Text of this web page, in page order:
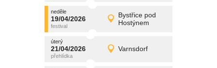
neděle
19/04/2026
Bystřice pod
Hostýnem
neděle
19/04/2026 Detail
promítání
úterý
21/04/2026 Varnsdorf
úterý
21/04/2026 Detail
promítání